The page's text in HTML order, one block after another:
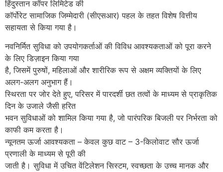
हिंदुस्तान कॉपर लिमिटेड की
कॉर्पोरेट सामाजिक जिम्मेदारी (सीएसआर) पहल के तहत विशेष वित्तीय
सहायता से किया गया है।
नवनिर्मित सुविधा को उपयोगकर्ताओं की विविध आवश्यकताओं को पूरा करने
के लिए डिज़ाइन किया गया
है, जिसमें पुरुषों, महिलाओं और शारीरिक रूप से अक्षम व्यक्तियों के लिए
अलग-अलग अनुभाग हैं।
स्थिरता पर जोर देते हुए, परिसर में पारदर्शी छत तत्वों के माध्यम से प्राकृतिक
दिन के उजाले जैसी हरित
भवन सुविधाओं को शामिल किया गया है, जो पारंपरिक बिजली पर निर्भरता को
काफी कम करता है।
न्यूनतम ऊर्जा आवश्यकता – केवल कुछ वाट – 3-किलोवाट सौर ऊर्जा
प्रणाली के माध्यम से पूरी की
जाती है। सुविधा में उचित वेंटिलेशन सिस्टम, स्वच्छता के उच्च मानक और